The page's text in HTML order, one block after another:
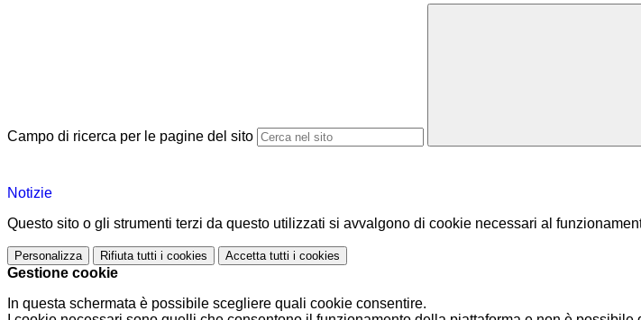
Campo di ricerca per le pagine del sito
Notizie
Questo sito o gli strumenti terzi da questo utilizzati si avvalgono di cookie necessari al
Personalizza Rifiuta tutti i cookies Accetta tutti i cookies
Gestione cookie
In questa schermata è possibile scegliere quali cookie consentire.